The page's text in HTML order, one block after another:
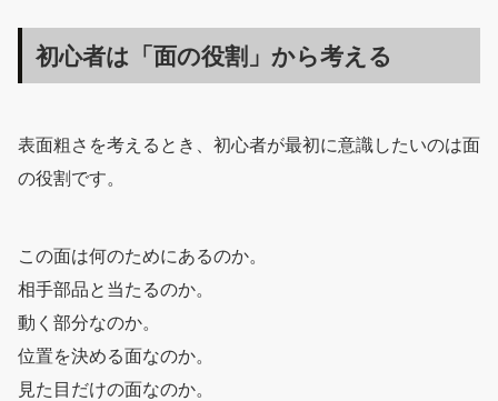
初心者は「面の役割」から考える
表面粗さを考えるとき、初心者が最初に意識したいのは面
の役割です。
この面は何のためにあるのか。
相手部品と当たるのか。
動く部分なのか。
位置を決める面なのか。
見た目だけの面なのか。